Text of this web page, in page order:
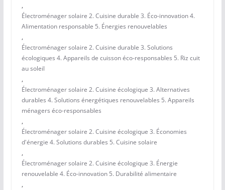
,
Électroménager solaire 2. Cuisine durable 3. Éco-innovation 4.
Alimentation responsable 5. Énergies renouvelables
,
Électroménager solaire 2. Cuisine durable 3. Solutions
écologiques 4. Appareils de cuisson éco-responsables 5. Riz cuit
au soleil
,
Électroménager solaire 2. Cuisine écologique 3. Alternatives
durables 4. Solutions énergétiques renouvelables 5. Appareils
ménagers éco-responsables
,
Électroménager solaire 2. Cuisine écologique 3. Économies
d'énergie 4. Solutions durables 5. Cuisine solaire
,
Électroménager solaire 2. Cuisine écologique 3. Énergie
renouvelable 4. Éco-innovation 5. Durabilité alimentaire
,